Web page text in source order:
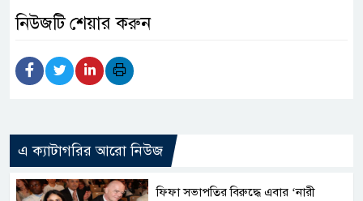
নিউজটি শেয়ার করুন
এ ক্যাটাগরির আরো নিউজ
ফিফা সভাপতির বিরুদ্ধে এবার ‘নারী